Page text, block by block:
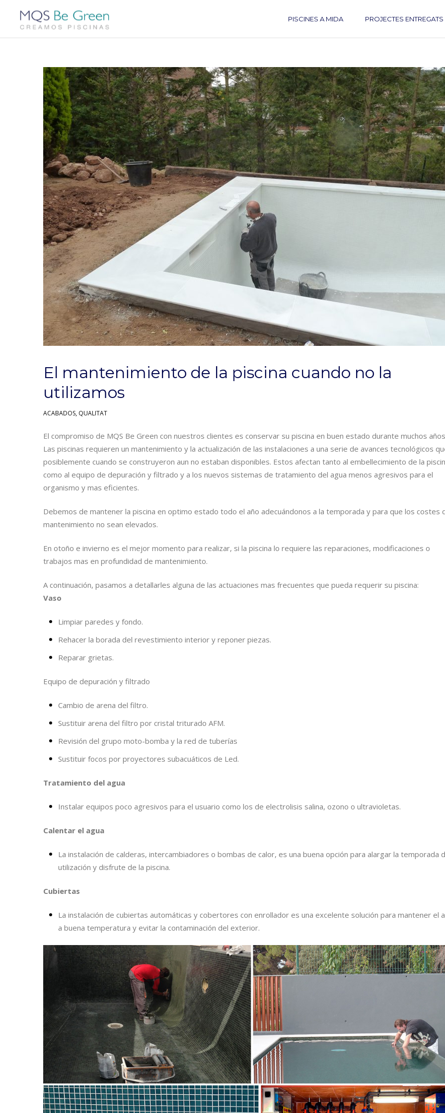
PISCINES A MIDA PROJECTES ENTREGATS
El mantenimiento de la piscina cuando no la
utilizamos
ACABADOS, QUALITAT
El compromiso de MQS Be Green con nuestros clientes es conservar su piscina en buen estado durante muchos
Las piscinas requieren un mantenimiento y la actualización de las instalaciones a una serie de avances tecnológicos
posiblemente cuando se construyeron aun no estaban disponibles. Estos afectan tanto al embellecimiento de la
como al equipo de depuración y filtrado y a los nuevos sistemas de tratamiento del agua menos agresivos para el
organismo y mas eficientes.
Debemos de mantener la piscina en optimo estado todo el año adecuándonos a la temporada y para que los costes
mantenimiento no sean elevados.
En otoño e invierno es el mejor momento para realizar, si la piscina lo requiere las reparaciones, modificaciones o
trabajos mas en profundidad de mantenimiento.
A continuación, pasamos a detallarles alguna de las actuaciones mas frecuentes que pueda requerir su piscina:
Vaso
Limpiar paredes y fondo.
Rehacer la borada del revestimiento interior y reponer piezas.
Reparar grietas.
Equipo de depuración y filtrado
Cambio de arena del filtro.
Sustituir arena del filtro por cristal triturado AFM.
Revisión del grupo moto-bomba y la red de tuberías
Sustituir focos por proyectores subacuáticos de Led.
Tratamiento del agua
Instalar equipos poco agresivos para el usuario como los de electrolisis salina, ozono o ultravioletas.
Calentar el agua
La instalación de calderas, intercambiadores o bombas de calor, es una buena opción para alargar la temporada
utilización y disfrute de la piscina.
Cubiertas
La instalación de cubiertas automáticas y cobertores con enrollador es una excelente solución para mantener el
a buena temperatura y evitar la contaminación del exterior.